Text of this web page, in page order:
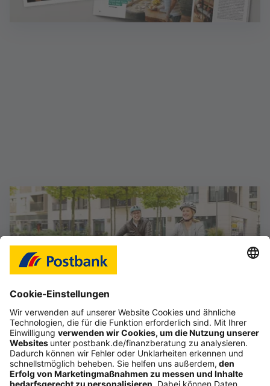
Das Gefühl, im Job frei zu sein